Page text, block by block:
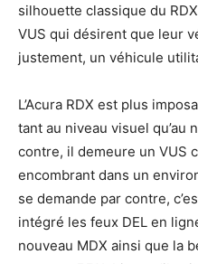
silhouette classique du
VUS qui désirent que leur
justement, un véhicule
L’Acura RDX est plus
tant au niveau visuel qu’au
contre, il demeure un VUS
encombrant dans un
se demande par contre,
intégré les feux DEL en
nouveau MDX ainsi que la